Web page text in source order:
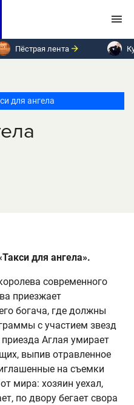
Пёстрая лента
для ангела
для ангела».
современного
приезжает
богача, где должны
с участием звезд
Аглая умирает
выпив отравленное
на съемки
мира: хозяин уехал,
по двору бегает свора